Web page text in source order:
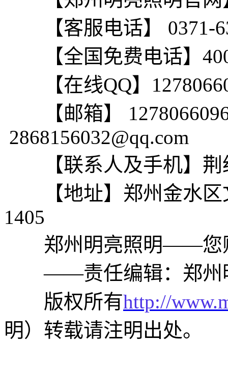
【客服电话】 0371-
【全国免费电话】
【在线QQ】
【邮箱】
2868156032@qq.com
【联系人及手机】荆
【地址】郑州金水区
1405
郑州明亮照明——您
——责任编辑：郑州
版权所有http://
明）转载请注明出处。